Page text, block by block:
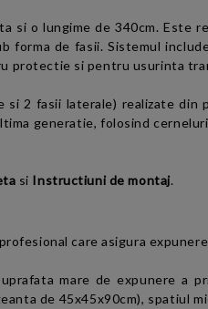
si o lungime de 340cm. Este
forma de fasii. Sistemul
protectie si pentru usurinta
2 fasii laterale) realizate
generatie, folosind
si Instructiuni de montaj.
care asigura
mare de expunere a
de 45x45x90cm), spatiul